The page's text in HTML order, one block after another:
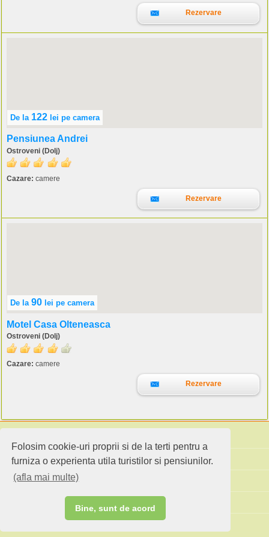
Folosim cookie-uri proprii si de la terti pentru a
furniza o experienta utila turistilor si pensiunilor.
(afla mai multe)
Bine, sunt de acord
Rezervare
De la 122 lei pe camera
Pensiunea Andrei
Ostroveni (Dolj)
Cazare: camere
Rezervare
De la 90 lei pe camera
Motel Casa Olteneasca
Ostroveni (Dolj)
Cazare: camere
Rezervare
Cauta pensiuni